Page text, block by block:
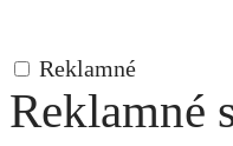
Reklamné
Reklamné